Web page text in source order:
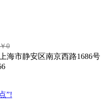
￥0
海市静安区南京西路1686号
”!